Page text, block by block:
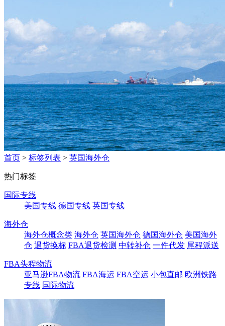
首页 > 标签列表 > 英国海外仓
热门标签
国际专线
美国专线 德国专线 英国专线
海外仓
海外仓概念类 海外仓 英国海外仓 德国海外仓 美国海外
仓 退货换标 FBA退货检测 中转补仓 一件代发 尾程派送
FBA头程物流
亚马逊FBA物流 FBA海运 FBA空运 小包直邮 欧洲铁路
专线 国际物流